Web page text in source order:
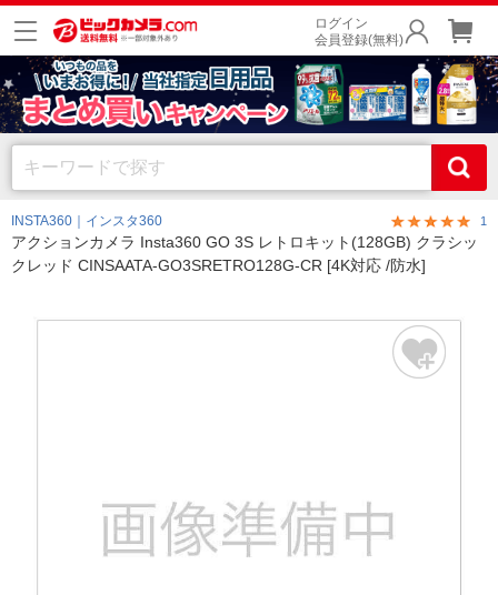
ログイン
会員登録(無料)
INSTA360｜インスタ360 1
アクションカメラ Insta360 GO 3S レトロキット(128GB) クラシッ
クレッド CINSAATA-GO3SRETRO128G-CR [4K対応 /防水]